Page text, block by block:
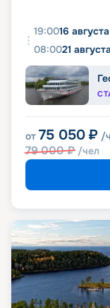
19:0016
08:0021
от 75 050 ₽ /
79 000₽ /чел